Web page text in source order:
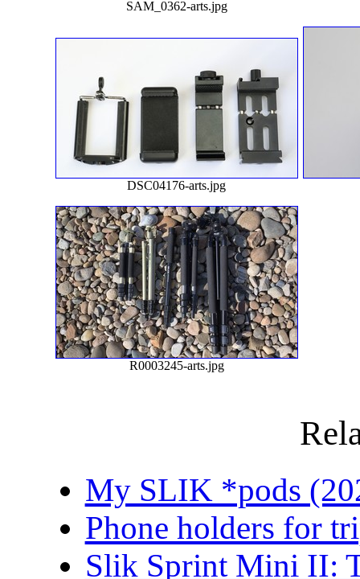
SAM_0362-arts.jpg
DSC04176-arts.jpg
R0003245-arts.jpg
My SLIK *pods
Phone holders for
Slik Sprint Mini II: